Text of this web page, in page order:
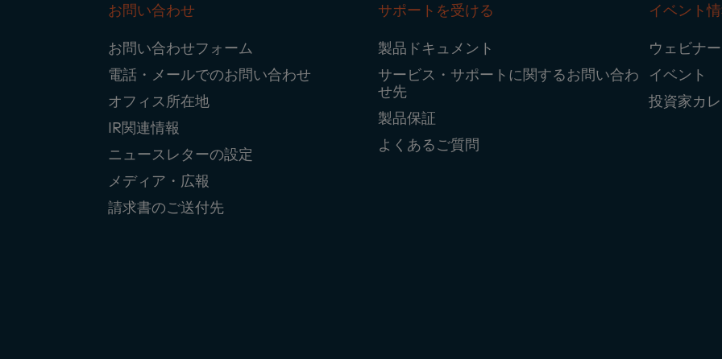
Footer
Navigation
お問い合わせ
お問い合わせフォーム
電話・メールでのお問い合わせ
オフィス所在地
IR関連情報
ニュースレターの設定
メディア・広報
請求書のご送付先
サポートを受ける
製品ドキュメント
サービス・サポートに関するお問い合わ
せ先
製品保証
よくあるご質問
イベント
ウェビナー
イベント
投資家カ